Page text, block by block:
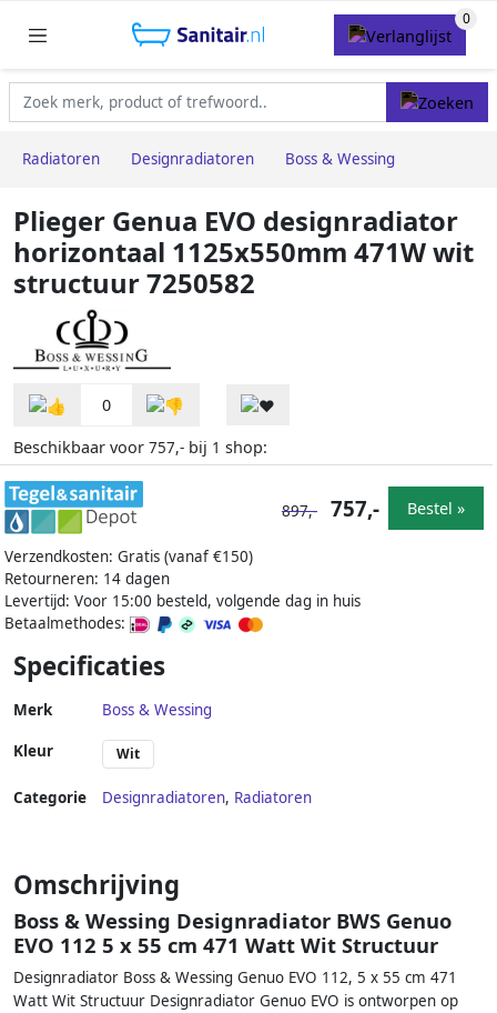
Radiatoren Designradiatoren Boss & Wessing
Plieger Genua EVO designradiator
horizontaal 1125x550mm 471W wit
structuur 7250582
0
Beschikbaar voor 757,- bij 1 shop:
Verzendkosten: Gratis (vanaf €150)
Retourneren: 14 dagen
Levertijd: Voor 15:00 besteld, volgende dag in huis
Betaalmethodes:
897,- 757,- Bestel »
Specificaties
Merk Boss & Wessing
Kleur Wit
Categorie Designradiatoren, Radiatoren
Omschrijving
Boss & Wessing Designradiator BWS Genuo
EVO 112 5 x 55 cm 471 Watt Wit Structuur
Designradiator Boss & Wessing Genuo EVO 112, 5 x 55 cm 471
Watt Wit Structuur Designradiator Genuo EVO is ontworpen op